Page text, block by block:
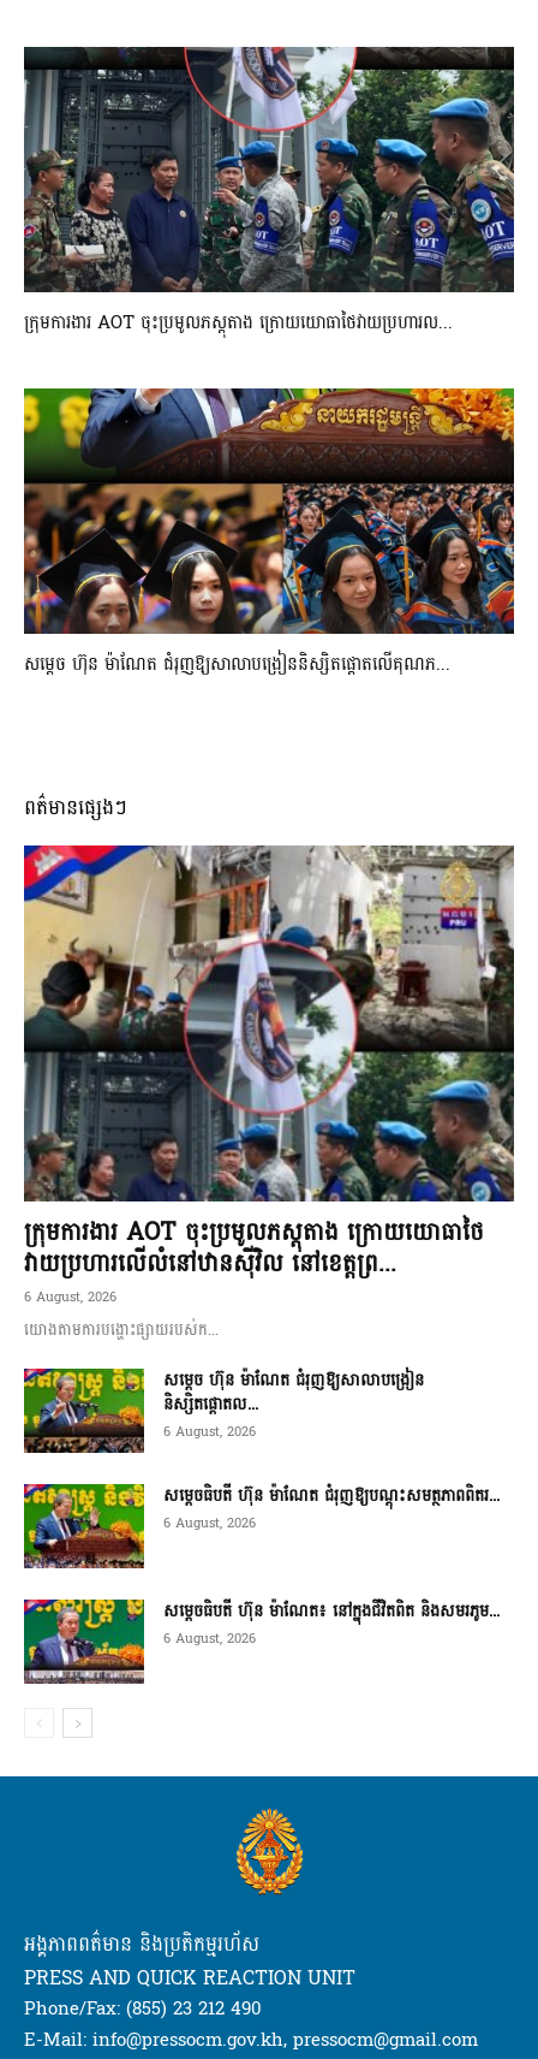
ក្រុមការងារ AOT ចុះប្រមូលភស្តុតាង ក្រោយយោធាថៃវាយប្រហារល...
សម្តេច ហ៊ុន ម៉ាណែត ជំរុញឱ្យសាលាបង្រៀននិស្សិតផ្តោតលើគុណភ...
ពត៌មានផ្សេងៗ
ក្រុមការងារ AOT ចុះប្រមូលភស្តុតាង ក្រោយយោធាថៃ
វាយប្រហារលើលំនៅឋានស៊ីវិល នៅខេត្តព្រ...
6 August, 2026
យោងតាមការបង្ហោះផ្សាយរបស់ក...
សម្តេច ហ៊ុន ម៉ាណែត ជំរុញឱ្យសាលាបង្រៀន
និស្សិតផ្តោតល...
6 August, 2026
សម្តេចធិបតី ហ៊ុន ម៉ាណែត ជំរុញឱ្យបណ្តុះសមត្ថភាពពិតរ...
6 August, 2026
សម្តេចធិបតី ហ៊ុន ម៉ាណែត៖ នៅក្នុងជីវិតពិត និងសមរភូម...
6 August, 2026
អង្គភាពពត៌មាន និងប្រតិកម្មរហ័ស
PRESS AND QUICK REACTION UNIT
Phone/Fax: (855) 23 212 490
E-Mail: info@pressocm.gov.kh, pressocm@gmail.com